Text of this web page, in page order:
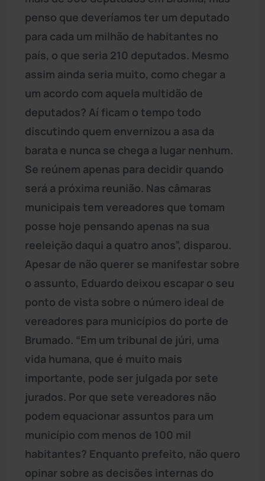
penso que deveríamos ter um deputado
para cada um milhão de habitantes no
país, o que seria 210 deputados. Mesmo
assim ainda seria muito, como chegar a
um acordo com aquela multidão de
deputados? Aí ficam o tempo todo
discutindo quem envernizou a asa da
barata e nunca se chega a lugar nenhum.
Se reúnem apenas para decidir quando
será a próxima reunião. Nas câmaras
municipais tem vereadores que tomam
posse hoje pensando apenas na sua
reeleição daqui a quatro anos”, disparou.
Apesar de não querer se manifestar sobre
o assunto, Eduardo deixou escapar o seu
ponto de vista sobre o número ideal de
vereadores para municípios do porte de
Brumado. “Em um tribunal de júri, uma
vida humana, que é muito mais
importante, pode ser julgada por sete
jurados. Por que sete vereadores não
podem equacionar assuntos para um
município com menos de 100 mil
habitantes? Enquanto prefeito, não quero
opinar sobre as decisões internas do